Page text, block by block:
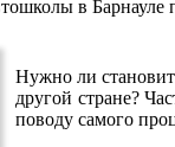
в
Нужно ли
другой стране?
поводу самого